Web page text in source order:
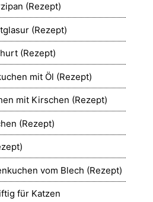
(Rezept)
(Rezept)
(Rezept)
mit Öl (Rezept)
mit Kirschen (Rezept)
(Rezept)
vom Blech (Rezept)
für Katzen